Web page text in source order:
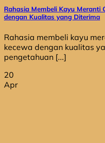
Rahasia Membeli Kayu Meranti
dengan Kualitas yang Diterima
Rahasia membeli kayu
kecewa dengan kualitas
pengetahuan [...]
20
Apr